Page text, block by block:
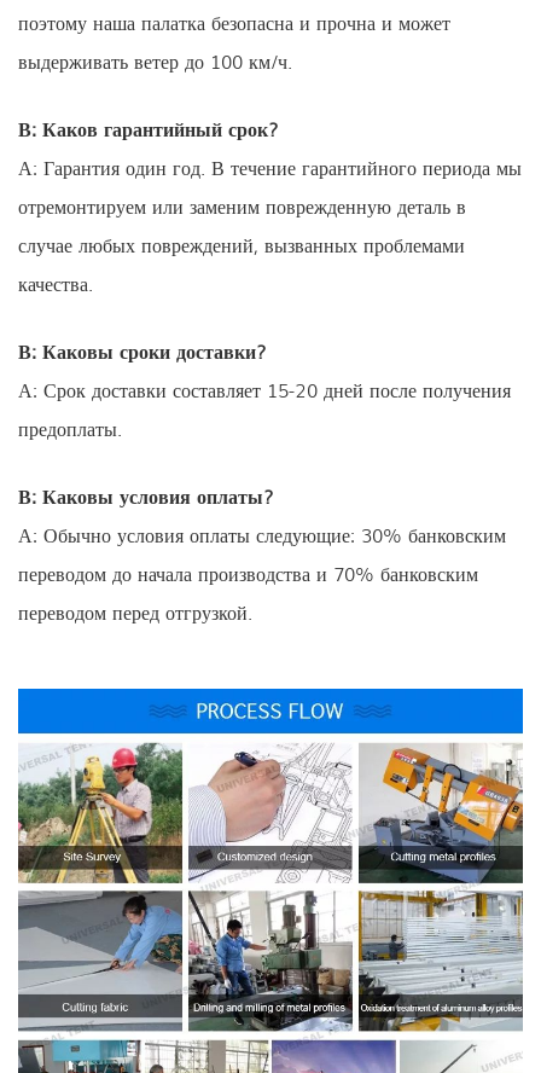
поэтому наша палатка безопасна и прочна и может
выдерживать ветер до 100 км/ч.
В: Каков гарантийный срок?
А: Гарантия один год. В течение гарантийного периода мы
отремонтируем или заменим поврежденную деталь в
случае любых повреждений, вызванных проблемами
качества.
В: Каковы сроки доставки?
А: Срок доставки составляет 15-20 дней после получения
предоплаты.
В: Каковы условия оплаты?
А: Обычно условия оплаты следующие: 30% банковским
переводом до начала производства и 70% банковским
переводом перед отгрузкой.